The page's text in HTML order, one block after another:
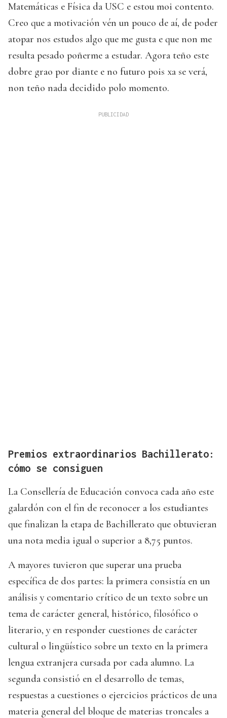
Matemáticas e Física da USC e estou moi contento.
Creo que a motivación vén un pouco de aí, de poder
atopar nos estudos algo que me gusta e que non me
resulta pesado poñerme a estudar. Agora teño este
dobre grao por diante e no futuro pois xa se verá,
non teño nada decidido polo momento.
Premios extraordinarios Bachillerato:
cómo se consiguen
La Consellería de Educación convoca cada año este
galardón con el fin de reconocer a los estudiantes
que finalizan la etapa de Bachillerato que obtuvieran
una nota media igual o superior a 8,75 puntos.
A mayores tuvieron que superar una prueba
específica de dos partes: la primera consistía en un
análisis y comentario crítico de un texto sobre un
tema de carácter general, histórico, filosófico o
literario, y en responder cuestiones de carácter
cultural o lingüístico sobre un texto en la primera
lengua extranjera cursada por cada alumno. La
segunda consistió en el desarrollo de temas,
respuestas a cuestiones o ejercicios prácticos de una
materia general del bloque de materias troncales a